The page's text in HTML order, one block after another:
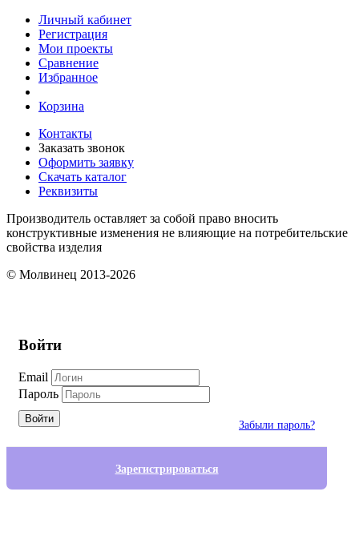
Личный кабинет
Регистрация
Мои проекты
Сравнение
Избранное
Корзина
Контакты
Заказать звонок
Оформить заявку
Скачать каталог
Реквизиты
Производитель оставляет за собой право вносить
конструктивные изменения не влияющие на потребительские
свойства изделия
© Молвинец 2013-2026
Войти
Email
Пароль
Войти
Забыли пароль?
Зарегистрироваться